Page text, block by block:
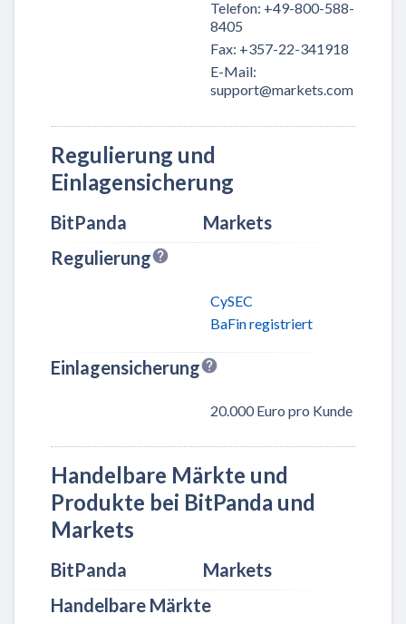
Telefon: +49-800-588-
8405
Fax: +357-22-341918
E-Mail:
support@markets.com
Regulierung und
Einlagensicherung
BitPanda
Markets
Regulierung
CySEC
BaFin registriert
Einlagensicherung
20.000 Euro pro Kunde
Handelbare Märkte und
Produkte bei BitPanda und
Markets
BitPanda
Markets
Handelbare Märkte